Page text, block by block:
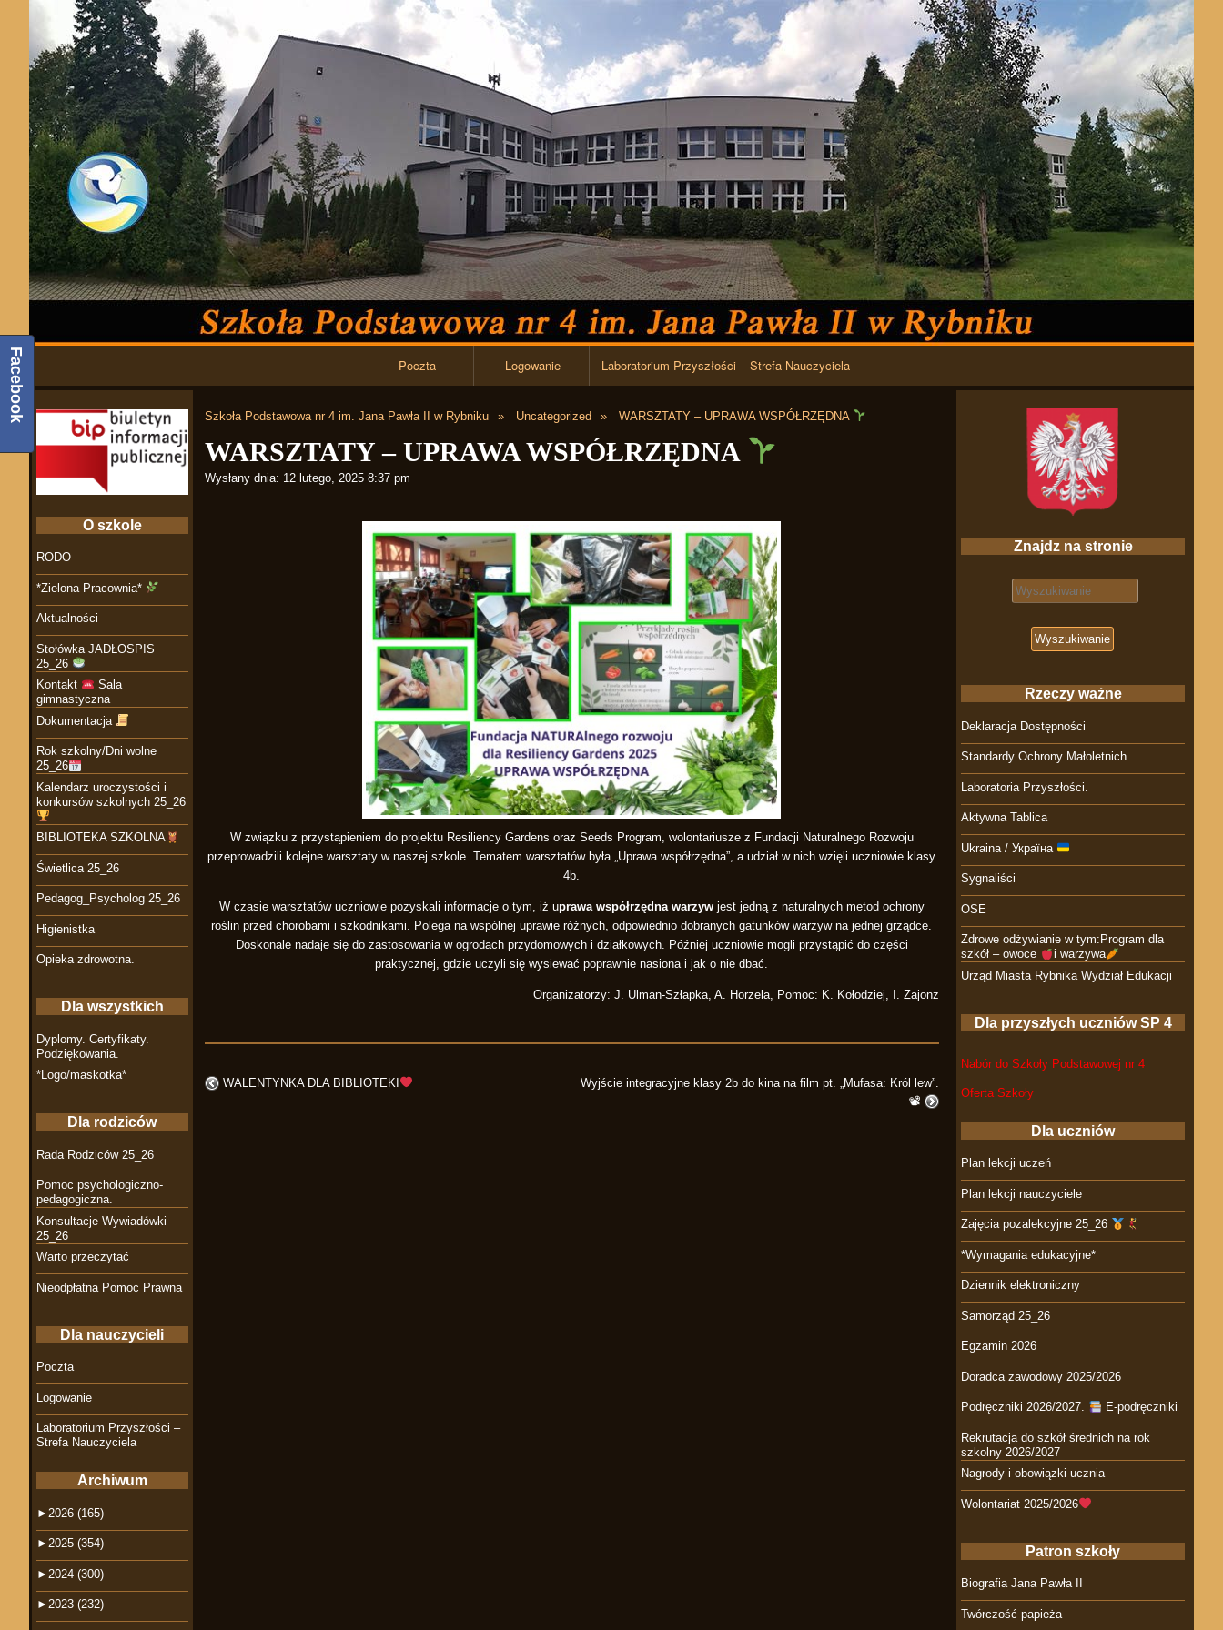
Przejdź do zawartości
Poczta Logowanie Laboratorium Przyszłości – Strefa Nauczyciela
Szkoła Podstawowa nr 4 im. Jana Pawła II w Rybniku Uncategorized WARSZTATY – UPRAWA WSPÓŁRZĘDNA
WARSZTATY – UPRAWA WSPÓŁRZĘDNA
Wysłany dnia: 12 lutego, 2025 8:37 pm
W związku z przystąpieniem do projektu Resiliency Gardens oraz Seeds Program, wolontariusze z Fundacji Naturalnego Rozwoju
przeprowadzili kolejne warsztaty w naszej szkole. Tematem warsztatów była „Uprawa współrzędna”, a udział w nich wzięli uczniowie klasy
4b.
W czasie warsztatów uczniowie pozyskali informacje o tym, iż uprawa współrzędna warzyw jest jedną z naturalnych metod ochrony
roślin przed chorobami i szkodnikami. Polega na wspólnej uprawie różnych, odpowiednio dobranych gatunków warzyw na jednej grządce.
Doskonale nadaje się do zastosowania w ogrodach przydomowych i działkowych. Później uczniowie mogli przystąpić do części
praktycznej, gdzie uczyli się wysiewać poprawnie nasiona i jak o nie dbać.
Organizatorzy: J. Ulman-Szłapka, A. Horzela, Pomoc: K. Kołodziej, I. Zajonz
WALENTYNKA DLA BIBLIOTEKI
Wyjście integracyjne klasy 2b do kina na film pt. „Mufasa: Król lew”.
📽︎
Znajdz na stronie
Search for:
Rzeczy ważne
Deklaracja Dostępności
Standardy Ochrony Małoletnich
Laboratoria Przyszłości.
Aktywna Tablica
Ukraina / Україна
Sygnaliści
OSE
Zdrowe odżywianie w tym:Program dla
szkół – owoce
i warzywa
Urząd Miasta Rybnika Wydział Edukacji
Dla przyszłych uczniów SP 4
Nabór do Szkoły Podstawowej nr 4
Oferta Szkoły
Dla uczniów
Plan lekcji uczeń
Plan lekcji nauczyciele
Zajęcia pozalekcyjne 25_26
*Wymagania edukacyjne*
Dziennik elektroniczny
Samorząd 25_26
Egzamin 2026
Doradca zawodowy 2025/2026
Podręczniki 2026/2027. E-podręczniki
Rekrutacja do szkół średnich na rok
szkolny 2026/2027
Nagrody i obowiązki ucznia
Wolontariat 2025/2026
Patron szkoły
Biografia Jana Pawła II
Twórczość papieża
O szkole
RODO
*Zielona Pracownia*
Aktualności
Stołówka JADŁOSPIS
25_26
Kontakt
Sala
gimnastyczna
Dokumentacja
Rok szkolny/Dni wolne
25_26
Kalendarz uroczystości i
konkursów szkolnych 25_26
BIBLIOTEKA SZKOLNA
Świetlica 25_26
Pedagog_Psycholog 25_26
Higienistka
Opieka zdrowotna.
Dla wszystkich
Dyplomy. Certyfikaty.
Podziękowania.
*Logo/maskotka*
Dla rodziców
Rada Rodziców 25_26
Pomoc psychologiczno-
pedagogiczna.
Konsultacje Wywiadówki
25_26
Warto przeczytać
Nieodpłatna Pomoc Prawna
Dla nauczycieli
Poczta
Logowanie
Laboratorium Przyszłości –
Strefa Nauczyciela
Archiwum
► 2026 (165)
► 2025 (354)
► 2024 (300)
► 2023 (232)
Facebook